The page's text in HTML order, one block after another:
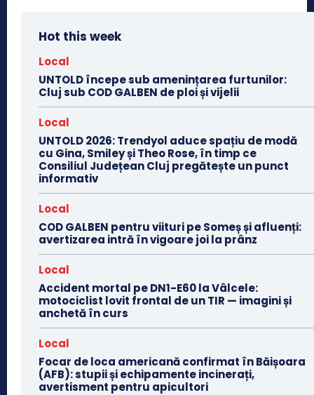
Hot this week
Local
UNTOLD începe sub amenințarea furtunilor:
Cluj sub COD GALBEN de ploi și vijelii
Local
UNTOLD 2026: Trendyol aduce spațiu de modă
cu Gina, Smiley și Theo Rose, în timp ce
Consiliul Județean Cluj pregătește un punct
informativ
Local
COD GALBEN pentru viituri pe Someș și afluenți:
avertizarea intră în vigoare joi la prânz
Local
Accident mortal pe DN1-E60 la Vâlcele:
motociclist lovit frontal de un TIR — imagini și
anchetă în curs
Local
Focar de loca americană confirmat în Băișoara
(AFB): stupii și echipamente incinerați,
avertisment pentru apicultori